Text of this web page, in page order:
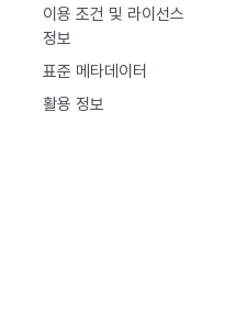
이용 조건 및 라이선스
정보
표준 메타데이터
활용 정보